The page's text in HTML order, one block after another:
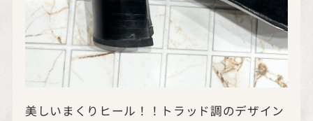
美しいまくりヒール！！トラッド調のデザイン